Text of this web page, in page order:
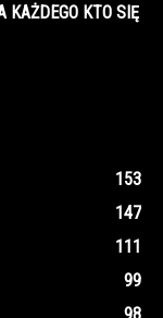
KAŻDEGO KTO SIĘ
153
147
111
99